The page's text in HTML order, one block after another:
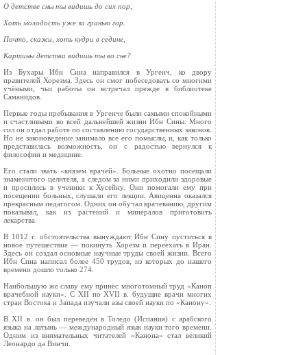
О детстве сны ты видишь до сих пор,
Хоть молодость уже за гранью гор.
Почто, скажи, хоть кудри в седине,
Картины детства видишь ты во сне?
Из Бухары Ибн Сина направился в Ургенч, ко двору
правителей Хорезма. Здесь он смог побеседовать со многими
учёными, чьи работы он встречал прежде в библиотеке
Саманидов.
Первые годы пребывания в Ургенче были са­мыми спокойными
и счастливыми во всей даль­нейшей жизни Ибн Сины. Много
сил он отдал работе по составлению государственных законов.
Но не законоведение занимало все его помыслы, и, как только
представилась возможность, он с радостью вернулся к
философии и медицине.
Его стали звать «князем врачей». Больные охотно посещали
знаменитого целителя, а сле­дом за ними приходили здоровые
и просились в ученики к Хусейну. Они помогали ему при
посе­щении больных, слушали его лекции. Авиценна оказался
прекрасным педагогом. Одних он обу­чал врачеванию, другим
показывал, как из рас­тений и минералов приготовить
лекарства.
В 1012 г. обстоятельства вынуждают Ибн Сину пуститься в
новое путешествие — покинуть Хорезм и переехать в Иран.
Здесь он создал основные научные труды своей жизни. Всего
Ибн Сина написал более 450 трудов, из которых до нашего
времени дошло только 274.
Наибольшую же славу ему принёс многотом­ный труд «Канон
врачебной науки». С XII по XVII в. будущие врачи многих
стран Востока и Запада изучали азы своей науки по «Канону».
В XII в. он был переведён в Толедо (Испания) с арабского
языка на ла­тынь — международный язык науки того времени.
Одним из внимательных читателей «Канона» стал великий
Леонардо да Винчи.